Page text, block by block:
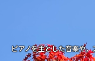
ピアノを主とした音楽や